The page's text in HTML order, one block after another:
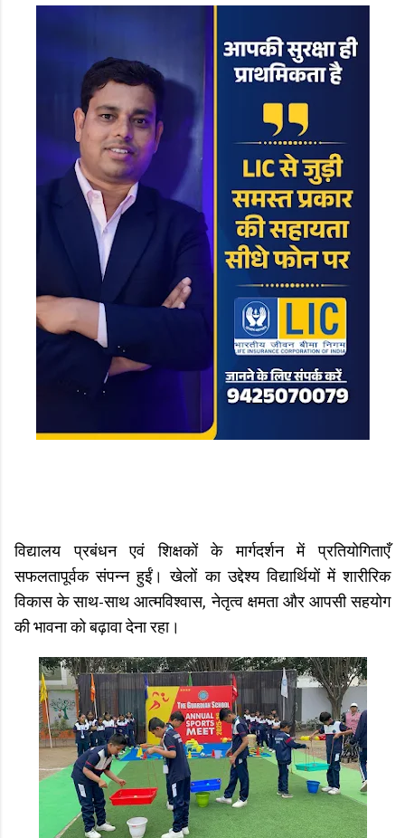
विद्यालय प्रबंधन एवं शिक्षकों के मार्गदर्शन में प्रतियोगिताएँ
सफलतापूर्वक संपन्न हुईं। खेलों का उद्देश्य विद्यार्थियों में शारीरिक
विकास के साथ-साथ आत्मविश्वास, नेतृत्व क्षमता और आपसी सहयोग
की भावना को बढ़ावा देना रहा।